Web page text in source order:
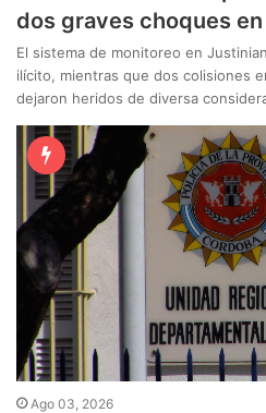
dos graves choques
El sistema de monitoreo en
ilícito, mientras que dos colisiones
dejaron heridos de diversa
Ago 03, 2026